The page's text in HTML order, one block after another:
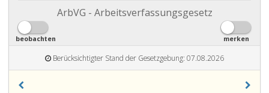
ArbVG - Arbeitsverfassungsgesetz
beobachten merken
Berücksichtigter Stand der Gesetzgebung: 07.08.2026